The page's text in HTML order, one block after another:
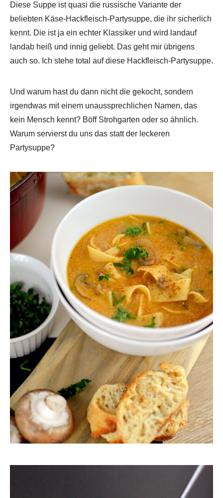
Diese Suppe ist quasi die russische Variante der
beliebten Käse-Hackfleisch-Partysuppe, die ihr sicherlich
kennt. Die ist ja ein echter Klassiker und wird landauf
landab heiß und innig geliebt. Das geht mir übrigens
auch so. Ich stehe total auf diese Hackfleisch-Partysuppe.
Und warum hast du dann nicht die gekocht, sondern
irgendwas mit einem unaussprechlichen Namen, das
kein Mensch kennt? Böff Strohgarten oder so ähnlich.
Warum servierst du uns das statt der leckeren
Partysuppe?